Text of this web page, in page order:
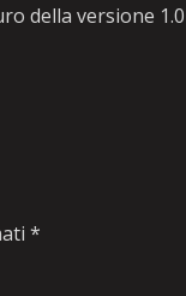
della versione
*